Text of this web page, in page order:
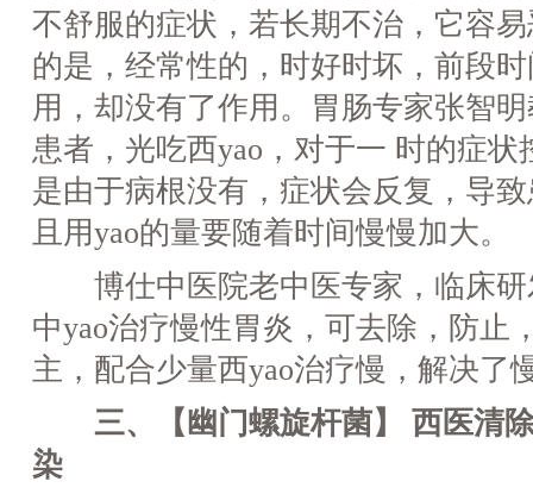
不舒服的症状，若长期不治，它容
的是，经常性的，时好时坏，前段
用，却没有了作用。胃肠专家张智
患者，光吃西yao，对于一 时的症
是由于病根没有，症状会反复，导
且用yao的量要随着时间慢慢加大。
博仕中医院老中医专家，临床研
中yao治疗慢性胃炎，可去除，防止
主，配合少量西yao治疗慢，解决了
三、【幽门螺旋杆菌】 西医清除
染